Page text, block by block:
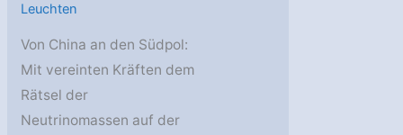
Leuchten
Von China an den Südpol:
Mit vereinten Kräften dem
Rätsel der
Neutrinomassen auf der